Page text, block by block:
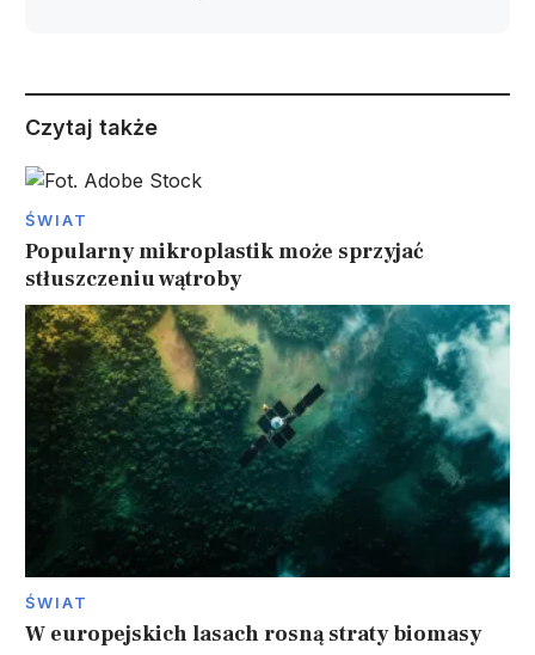
Czytaj także
ŚWIAT
Popularny mikroplastik może sprzyjać
stłuszczeniu wątroby
ŚWIAT
W europejskich lasach rosną straty biomasy